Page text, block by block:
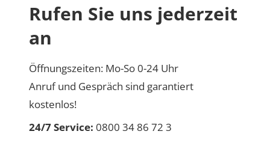
Rufen Sie uns jederzeit
an
Öffnungszeiten: Mo-So 0-24 Uhr
Anruf und Gespräch sind garantiert
kostenlos!
24/7 Service: 0800 34 86 72 3